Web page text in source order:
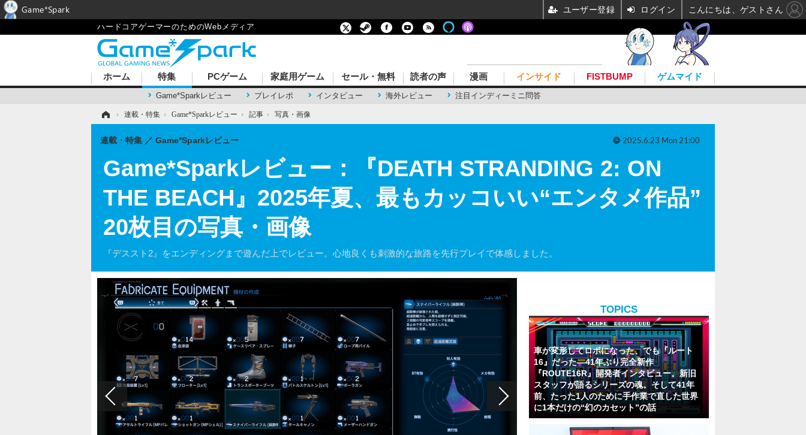
ハードコアゲーマーのためのWebメディア
ホーム 特集
Game*Sparkレビュー プレイレポ インタビュー 海外レビュー 注目インディーミニ問答
PCゲーム 家庭用ゲーム セール・無料 読者の声 漫画 インサイド FISTBUMP ゲムマイド
› 連載・特集 › Game*Sparkレビュー › 記事 › 写真・画像
Game*Sparkレビュー：『DEATH STRANDING 2: ON
THE BEACH』2025年夏、最もカッコいい“エンタメ作品”
20枚目の写真・画像
『デススト2』をエンディングまで遊んだ上でレビュー。心地良くも刺激的な旅路を先行プレイで体感しました。
連載・特集 Game*Sparkレビュー 2025.6.23 Mon 21:00
TOPICS
車が変形してロボになった、でも『ルート
16』だった―41年ぶり完全新作
『ROUTE16R』開発者インタビュー。新旧
スタッフが語るシリーズの魂。そして41年
前、たった1人のために手作業で直した世界
に1本だけの“幻のカセット”の話
Game*Spark ユーザー登録 ログイン こんにちは、ゲストさん